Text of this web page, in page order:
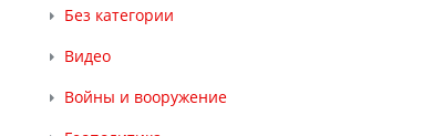
Без категории
Видео
Войны и вооружение